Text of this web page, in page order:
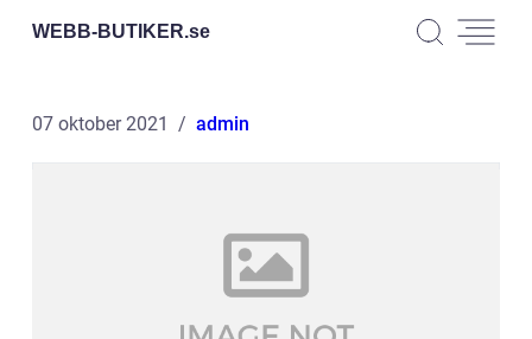
WEBB-BUTIKER.se
07 oktober 2021 admin